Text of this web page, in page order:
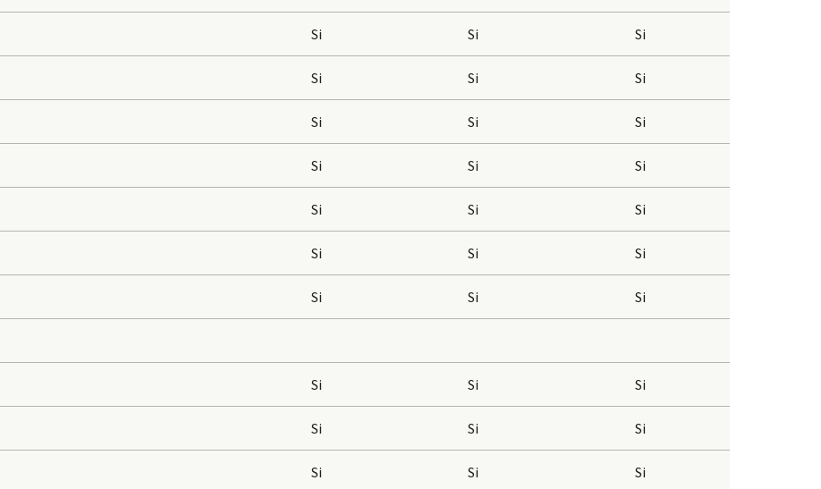
Si Si Si
Si Si Si
Si Si Si
Si Si Si
Si Si Si
Si Si Si
Si Si Si
Si Si Si
Si Si Si
Si Si Si